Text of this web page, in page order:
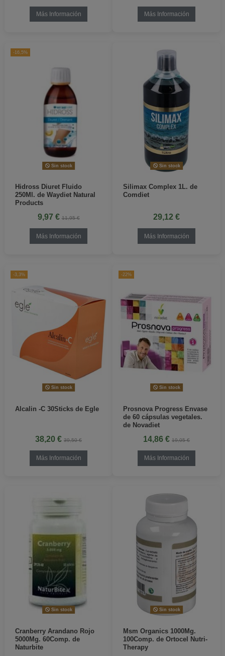
Más Información Más Información
-16,5%
Sin stock
Hidross Diuret Fluido
250Ml. de Waydiet Natural
Products
9,97 €11,95 €
Más Información
Sin stock
Silimax Complex 1L. de
Comdiet
29,12 €
Más Información
-3,3%
Sin stock
Alcalin -C 30Sticks de Egle
38,20 € 39,50 €
Más Información
-22%
Sin stock
Prosnova Progress Envase
de 60 cápsulas vegetales.
de Novadiet
14,86 € 19,05 €
Más Información
Sin stock
Cranberry Arandano Rojo
5000Mg. 60Comp. de
Naturbite
Sin stock
Msm Organics 1000Mg.
100Comp. de Ortocel Nutri-
Therapy